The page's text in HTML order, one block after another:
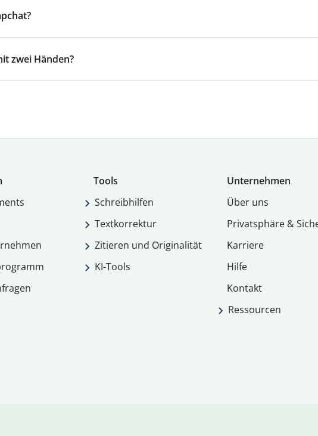
zwei Händen?
Tools
Schreibhilfen
Textkorrektur
Zitieren und Originalität
KI-Tools
Unternehmen
Über uns
Privatsphäre &
Karriere
Hilfe
Kontakt
Ressourcen